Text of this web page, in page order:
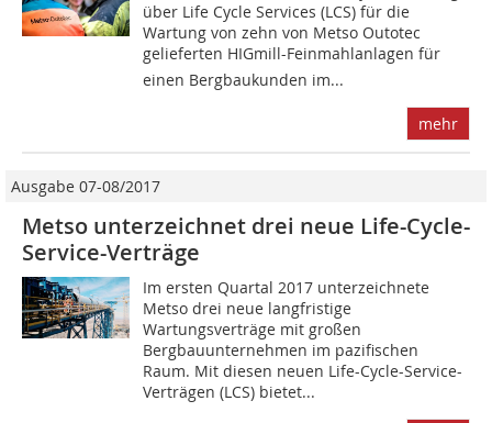
über Life Cycle Services (LCS) für die
Wartung von zehn von Metso Outotec
gelieferten HIGmill-Feinmahlanlagen für
einen Bergbaukunden im...
mehr
Ausgabe 07-08/2017
Metso unterzeichnet drei neue Life-Cycle-
Service-Verträge
Im ersten Quartal 2017 unterzeichnete
Metso drei neue langfristige
Wartungsverträge mit großen
Bergbauunternehmen im pazifischen
Raum. Mit diesen neuen Life-Cycle-Service-
Verträgen (LCS) bietet...